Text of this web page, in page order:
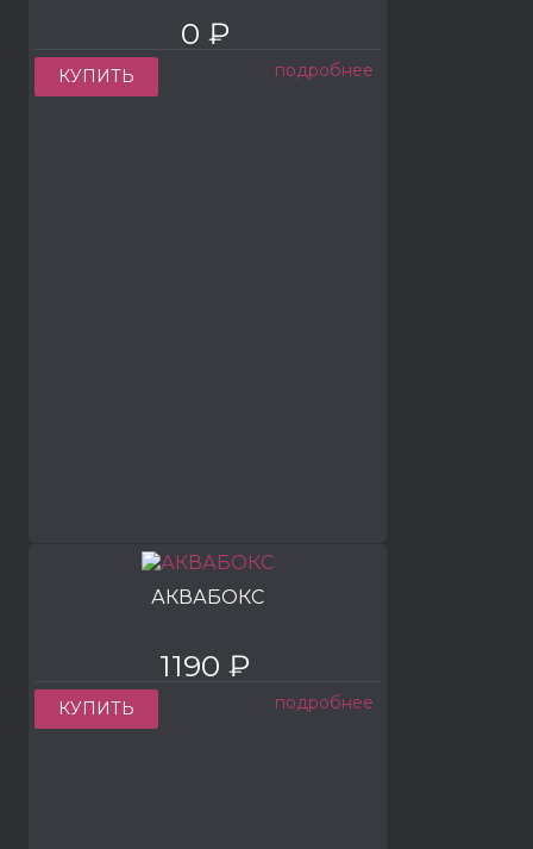
0 ₽
КУПИТЬ подробнее
АКВАБОКС
1190 ₽
КУПИТЬ подробнее